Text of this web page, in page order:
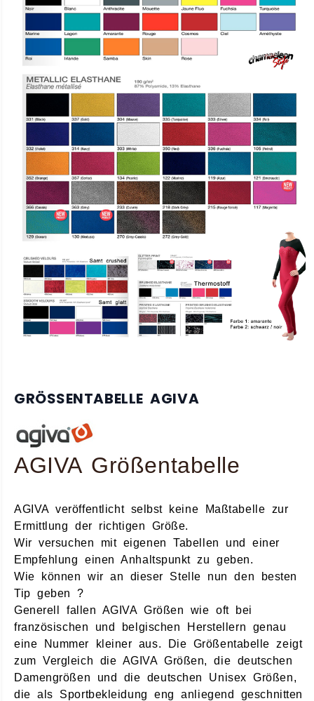
GRÖSSENTABELLE AGIVA
AGIVA Größentabelle
AGIVA veröffentlicht selbst keine Maßtabelle zur
Ermittlung der richtigen Größe.
Wir versuchen mit eigenen Tabellen und einer
Empfehlung einen Anhaltspunkt zu geben.
Wie können wir an dieser Stelle nun den besten
Tip geben ?
Generell fallen AGIVA Größen wie oft bei
französischen und belgischen Herstellern genau
eine Nummer kleiner aus. Die Größentabelle zeigt
zum Vergleich die AGIVA Größen, die deutschen
Damengrößen und die deutschen Unisex Größen,
die als Sportbekleidung eng anliegend geschnitten